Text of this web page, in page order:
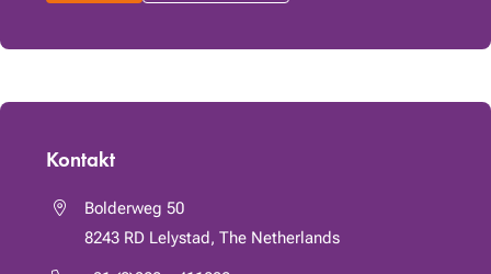
Kontakt
Bolderweg 50
8243 RD Lelystad, The Netherlands